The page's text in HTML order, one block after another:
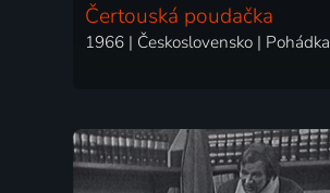
Čertouská poudačka
1966 | Československo | Pohádka